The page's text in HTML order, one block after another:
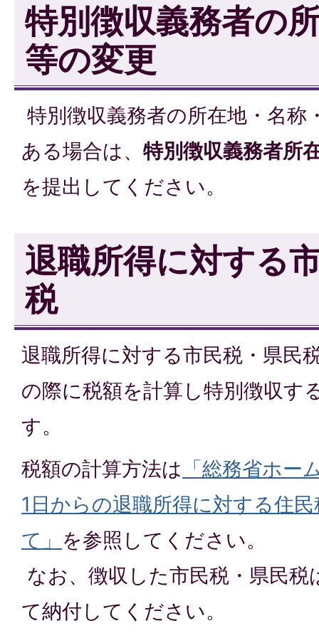
特別徴収義務者の
等の変更
特別徴収義務者の所在地・名称
ある場合は、 特別徴収義務者所
を提出してください。
退職所得に対する
税
退職所得に対する市民税・県民
の際に税額を計算し特別徴収す
す。
税額の計算方法は 「総務省ホー
1日からの退職所得に対する住
て」 を参照してください。
なお、徴収した市民税・県民税
て納付してください。